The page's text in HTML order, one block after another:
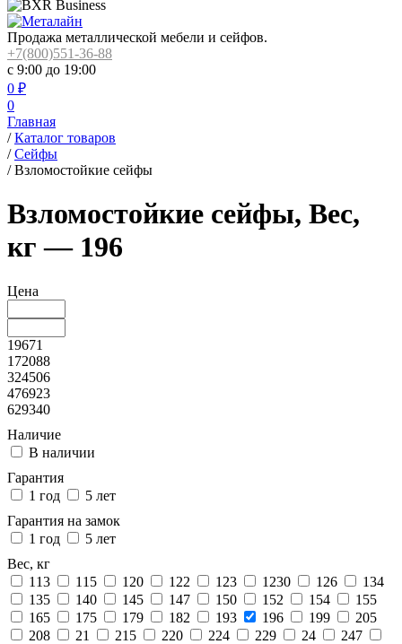
Продажа металлической мебели и сейфов.
+7(800)551-36-88
с 9:00 до 19:00
0 ₽
0
Главная
/ Каталог товаров
/ Сейфы
/ Взломостойкие сейфы
Взломостойкие сейфы, Вес,
кг — 196
Цена
19671
172088
324506
476923
629340
Наличие
В наличии
Гарантия
1 год
5 лет
Гарантия на замок
1 год
5 лет
Вес, кг
113
115 120 122 123 1230 126
134
135
140 145 147 150 152 154
155
165
175 179 182 193 196 199
205
208
21 215 220 224 229 24
247